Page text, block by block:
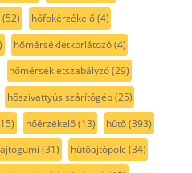
(52) hőfokérzékelő(4)
hőmérsékletkorlátozó(4)
hőmérsékletszabályzó(29)
hőszivattyús szárítógép(25)
hőérzékelő(13) hűtő(393)
(31) hűtőajtópolc(34)